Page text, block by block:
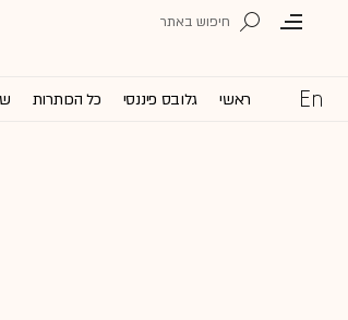
ראשי גלובס פיננסי כל הכותרות